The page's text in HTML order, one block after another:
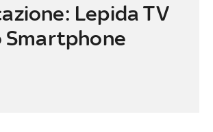
Lepida TV
Smartphone